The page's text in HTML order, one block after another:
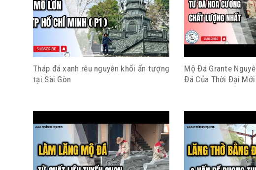
Tháp đá xanh rêu nguyên khối ấn tượng
tại Sài Gòn
Mộ Đá Grante
Đá Của Thời Đại Mới